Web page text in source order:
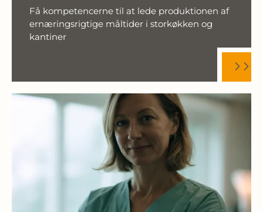
Få kompetencerne til at lede produktionen af
ernæringsrigtige måltider i storkøkken og
kantiner